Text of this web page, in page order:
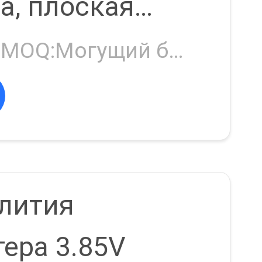
плоская
4000mAh
лития
Negotiable MOQ:Могущий быть предметом переговоров
3.85V